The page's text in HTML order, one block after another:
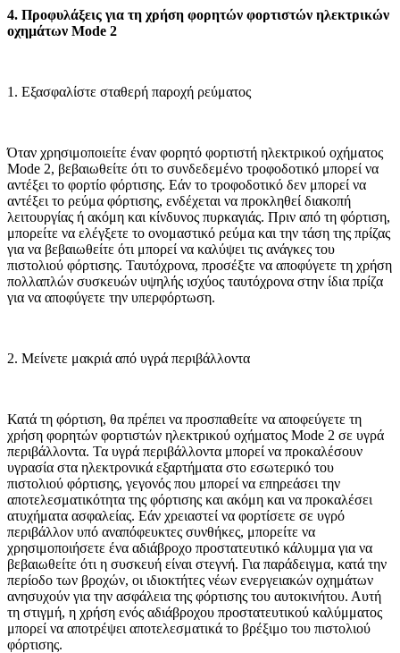
4. Προφυλάξεις για τη χρήση φορητών φορτιστών ηλεκτρικών
οχημάτων Mode 2
1. Εξασφαλίστε σταθερή παροχή ρεύματος
Όταν χρησιμοποιείτε έναν φορητό φορτιστή ηλεκτρικού οχήματος
Mode 2, βεβαιωθείτε ότι το συνδεδεμένο τροφοδοτικό μπορεί να
αντέξει το φορτίο φόρτισης. Εάν το τροφοδοτικό δεν μπορεί να
αντέξει το ρεύμα φόρτισης, ενδέχεται να προκληθεί διακοπή
λειτουργίας ή ακόμη και κίνδυνος πυρκαγιάς. Πριν από τη φόρτιση,
μπορείτε να ελέγξετε το ονομαστικό ρεύμα και την τάση της πρίζας
για να βεβαιωθείτε ότι μπορεί να καλύψει τις ανάγκες του
πιστολιού φόρτισης. Ταυτόχρονα, προσέξτε να αποφύγετε τη χρήση
πολλαπλών συσκευών υψηλής ισχύος ταυτόχρονα στην ίδια πρίζα
για να αποφύγετε την υπερφόρτωση.
2. Μείνετε μακριά από υγρά περιβάλλοντα
Κατά τη φόρτιση, θα πρέπει να προσπαθείτε να αποφεύγετε τη
χρήση φορητών φορτιστών ηλεκτρικού οχήματος Mode 2 σε υγρά
περιβάλλοντα. Τα υγρά περιβάλλοντα μπορεί να προκαλέσουν
υγρασία στα ηλεκτρονικά εξαρτήματα στο εσωτερικό του
πιστολιού φόρτισης, γεγονός που μπορεί να επηρεάσει την
αποτελεσματικότητα της φόρτισης και ακόμη και να προκαλέσει
ατυχήματα ασφαλείας. Εάν χρειαστεί να φορτίσετε σε υγρό
περιβάλλον υπό αναπόφευκτες συνθήκες, μπορείτε να
χρησιμοποιήσετε ένα αδιάβροχο προστατευτικό κάλυμμα για να
βεβαιωθείτε ότι η συσκευή είναι στεγνή. Για παράδειγμα, κατά την
περίοδο των βροχών, οι ιδιοκτήτες νέων ενεργειακών οχημάτων
ανησυχούν για την ασφάλεια της φόρτισης του αυτοκινήτου. Αυτή
τη στιγμή, η χρήση ενός αδιάβροχου προστατευτικού καλύμματος
μπορεί να αποτρέψει αποτελεσματικά το βρέξιμο του πιστολιού
φόρτισης.